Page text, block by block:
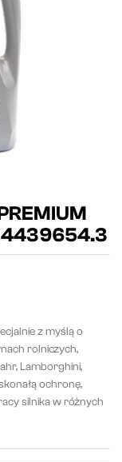
z myślą o
rolniczych,
Lamborghini,
ochronę,
silnika w różnych